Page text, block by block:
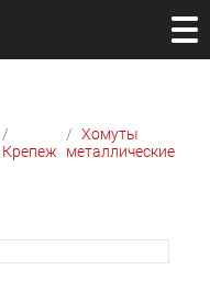
Крепеж
Хомуты
металлические